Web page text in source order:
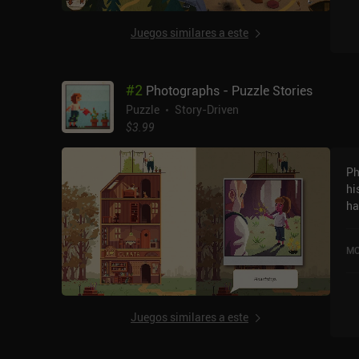
Juegos similares a este
#2 Photographs - Puzzle Stories
Puzzle
Story-Driven
$3.99
Juegos similares a este